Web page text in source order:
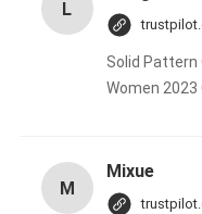
L
Solid Pattern
Women
M
Mixue